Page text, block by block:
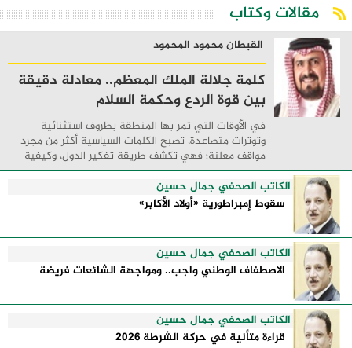
مقالات وكتاب
القبطان محمود المحمود
كلمة جلالة الملك المعظم.. معادلة دقيقة
بين قوة الردع وحكمة السلام
في الأوقات التي تمر بها المنطقة بظروف استثنائية
وتوترات متصاعدة، تصبح الكلمات السياسية أكثر من مجرد
مواقف معلنة؛ فهي تكشف طريقة تفكير الدول، وكيفية
إدارتها للأزمات، والحدود التي تفصل بين القوة ...
الكاتب الصحفي جمال حسين
سقوط إمبراطورية «أولاد الأكابر»
الكاتب الصحفي جمال حسين
الاصطفاف الوطني واجب.. ومواجهة الشائعات فريضة
الكاتب الصحفي جمال حسين
قراءة متأنية في حركة الشرطة 2026